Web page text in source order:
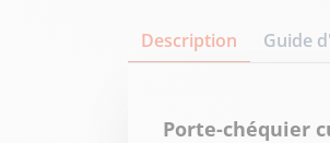
Description Guide
Porte-chéquier